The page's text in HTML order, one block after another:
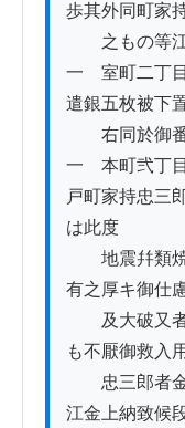
歩其外同町家
之もの等江
一　室町二丁
遣銀五枚被下
右同於御番
一　本町弐丁
戸町家持忠三
は此度
地震幷類焼
有之厚キ御仕
及大破又者
も不厭御救入
忠三郎者金
江金上納致候